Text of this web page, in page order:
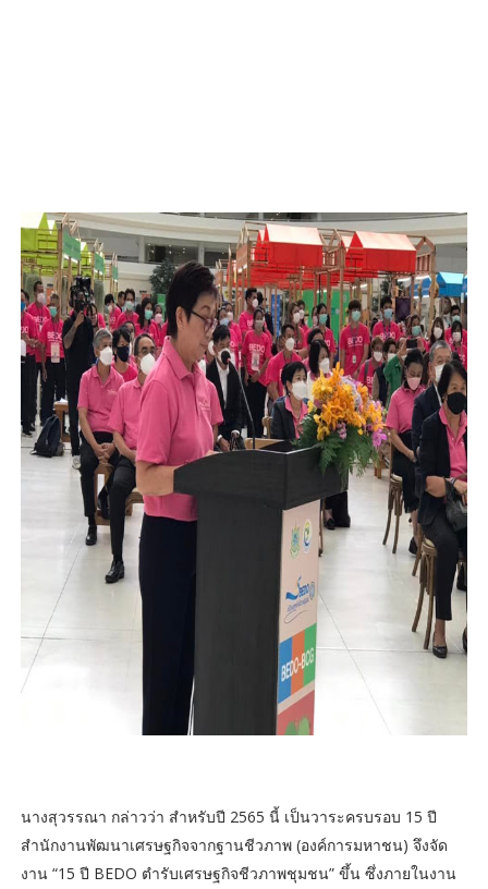
นางสุวรรณา กล่าวว่า สำหรับปี 2565 นี้ เป็นวาระครบรอบ 15 ปี
สำนักงานพัฒนาเศรษฐกิจจากฐานชีวภาพ (องค์การมหาชน) จึงจัด
งาน “15 ปี BEDO ตำรับเศรษฐกิจชีวภาพชุมชน” ขึ้น ซึ่งภายในงาน